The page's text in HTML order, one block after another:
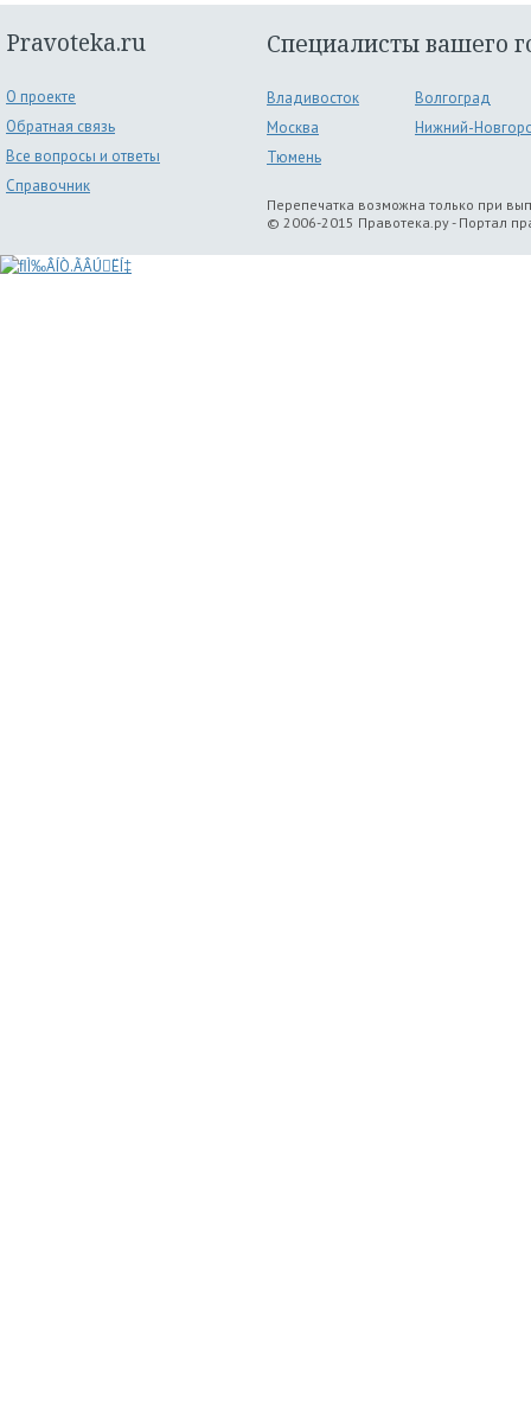
Pravoteka.ru
О проекте
Обратная связь
Все вопросы и ответы
Справочник
Специалисты вашего
Владивосток
Волгоград
Москва
Нижний-
Тюмень
Перепечатка возможна только при
© 2006-2015 Правотека.ру - Портал